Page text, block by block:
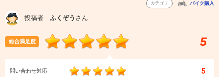
カテゴリ バイク購入
投稿者 ふくぞう さん
総合満足度 5
問い合わせ対応 5